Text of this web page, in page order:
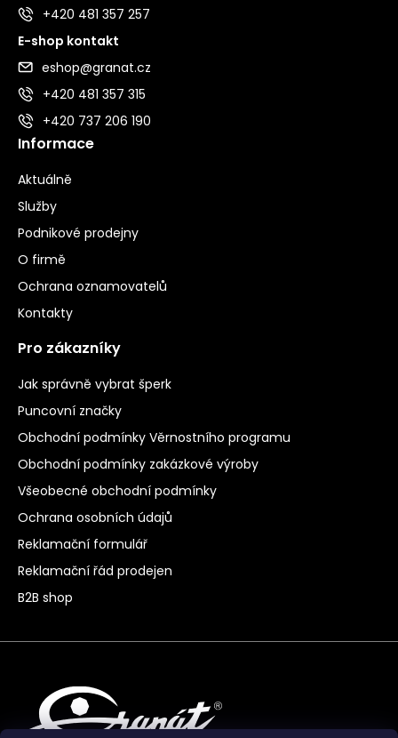
+420 481 357 257
E-shop kontakt
eshop@granat.cz
+420 481 357 315
+420 737 206 190
Informace
Aktuálně
Služby
Podnikové prodejny
O firmě
Ochrana oznamovatelů
Kontakty
Pro zákazníky
Jak správně vybrat šperk
Puncovní značky
Obchodní podmínky Věrnostního programu
Obchodní podmínky zakázkové výroby
Všeobecné obchodní podmínky
Ochrana osobních údajů
Reklamační formulář
Reklamační řád prodejen
B2B shop